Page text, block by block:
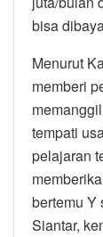
bisa
Menurut
memberi
tempati
pelajaran
bertemu Y
Siantar,